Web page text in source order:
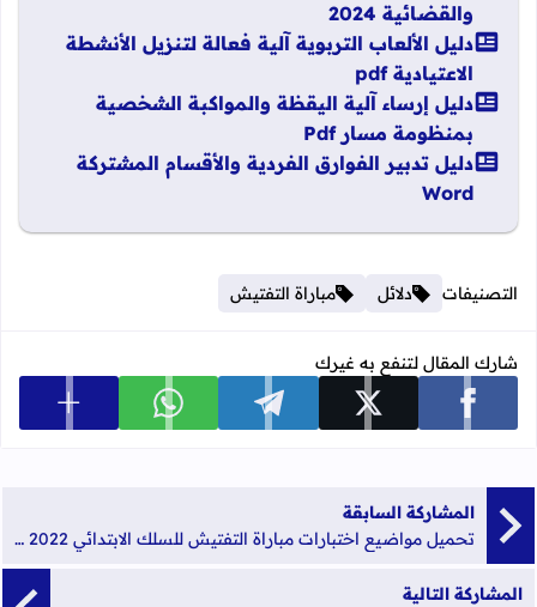
والقضائية 2024
دليل الألعاب التربوية آلية فعالة لتنزيل الأنشطة
الاعتيادية pdf
دليل إرساء آلية اليقظة والمواكبة الشخصية
بمنظومة مسار Pdf
دليل تدبير الفوارق الفردية والأقسام المشتركة
Word
التصنيفات دلائل مباراة التفتيش
شارك المقال لتنفع به غيرك
شارك على facebook شارك على x شارك على telegram شارك على whatsapp عرض
المشاركة السابقة
تحميل مواضيع اختبارات مباراة التفتيش للسلك الابتدائي 2022 pdf
المشاركة التالية